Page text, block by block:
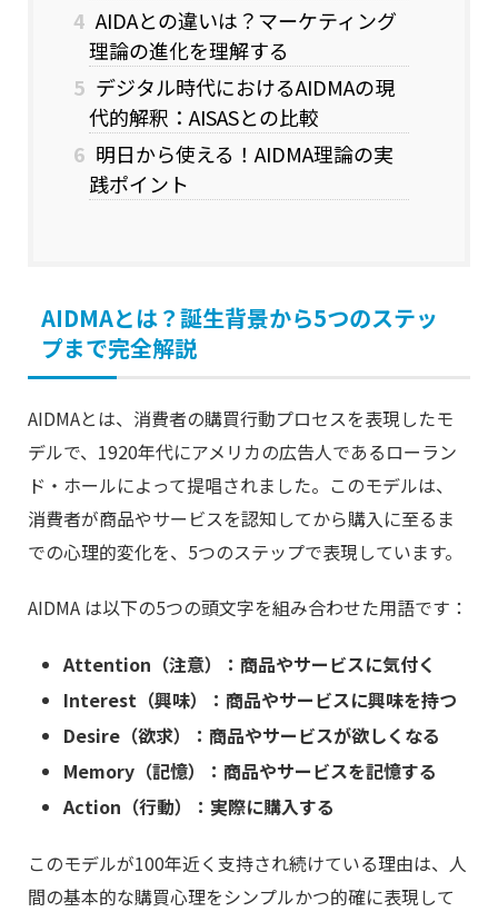
4 AIDAとの違いは？マーケティング
理論の進化を理解する
5 デジタル時代におけるAIDMAの現
代的解釈：AISASとの比較
6 明日から使える！AIDMA理論の実
践ポイント
AIDMAとは？誕生背景から5つのステッ
プまで完全解説
AIDMAとは、消費者の購買行動プロセスを表現したモ
デルで、1920年代にアメリカの広告人であるローラン
ド・ホールによって提唱されました。このモデルは、
消費者が商品やサービスを認知してから購入に至るま
での心理的変化を、5つのステップで表現しています。
AIDMA は以下の5つの頭文字を組み合わせた用語です：
Attention（注意）：商品やサービスに気付く
Interest（興味）：商品やサービスに興味を持つ
Desire（欲求）：商品やサービスが欲しくなる
Memory（記憶）：商品やサービスを記憶する
Action（行動）：実際に購入する
このモデルが100年近く支持され続けている理由は、人
間の基本的な購買心理をシンプルかつ的確に表現して